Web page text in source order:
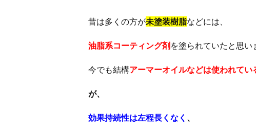
昔は多くの方が未塗装樹脂などには、
油脂系コーティング剤 を塗られていたと思い
今でも結構アーマーオイルなどは使われてい
が、
効果持続性は左程長くなく 、